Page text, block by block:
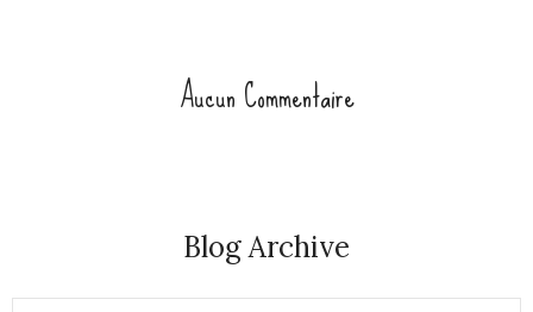
Aucun Commentaire
Blog Archive